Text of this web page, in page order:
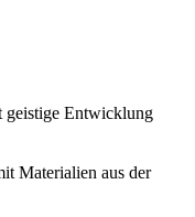
geistige Entwicklung
Materialien aus der